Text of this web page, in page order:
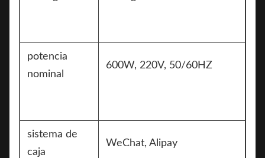
potencia
nominal
600W, 220V, 50/60HZ
sistema de
caja
WeChat, Alipay